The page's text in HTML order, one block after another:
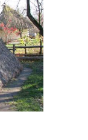
для погреба